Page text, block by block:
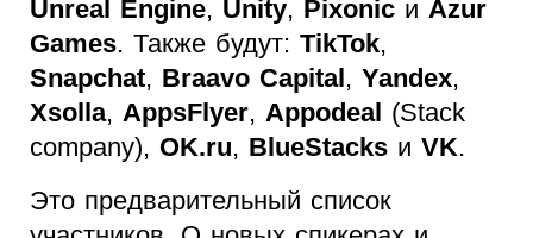
Unreal Engine, Unity, Pixonic и Azur
Games. Также будут: TikTok,
Snapchat, Braavo Capital, Yandex,
Xsolla, AppsFlyer, Appodeal (Stack
company), OK.ru, BlueStacks и VK.
Это предварительный список